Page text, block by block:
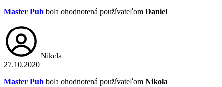
Master Pub bola ohodnotená používateľom Daniel
Nikola
27.10.2020
Master Pub bola ohodnotená používateľom Nikola